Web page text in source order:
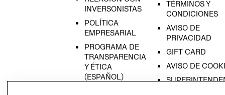
INVERSONISTAS
POLÍTICA
EMPRESARIAL
PROGRAMA DE
TRANSPARENCIA
Y ÉTICA
(ESPAÑOL)
TÉRMINOS Y
CONDICIONES
AVISO DE
PRIVACIDAD
GIFT CARD
AVISO DE